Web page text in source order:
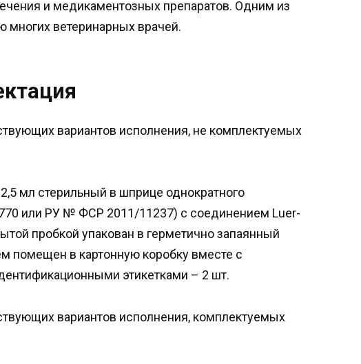
и медикаментозных препаратов. Одним из
многих ветеринарных врачей.
вариантов исполнения, не комплектуемых
мл стерильный в шприце однократного
или РУ № ФСР 2011/11237) с соединением Luer-
пробкой упакован в герметично запаянный
помещен в картонную коробку вместе с
этикетками – 2 шт.
вариантов исполнения, комплектуемых